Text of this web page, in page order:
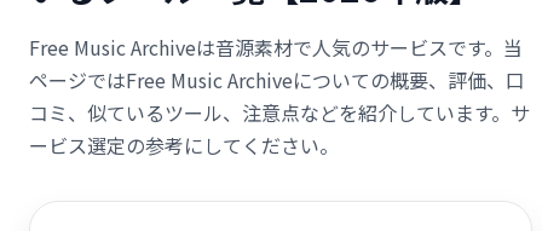
Free Music Archiveは音源素材で人気のサービスです。当
ページではFree Music Archiveについての概要、評価、口
コミ、似ているツール、注意点などを紹介しています。サ
ービス選定の参考にしてください。